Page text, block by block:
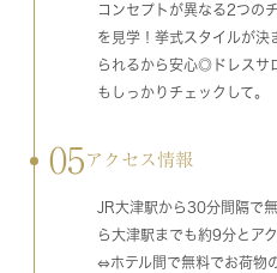
コンセプトが異なる2つの
を見学！挙式スタイルが決
られるから安心◎ドレスサ
もしっかりチェックして。
05 アクセス情報
JR大津駅から30分間隔で
ら大津駅までも約9分とア
⇔ホテル間で無料でお荷物